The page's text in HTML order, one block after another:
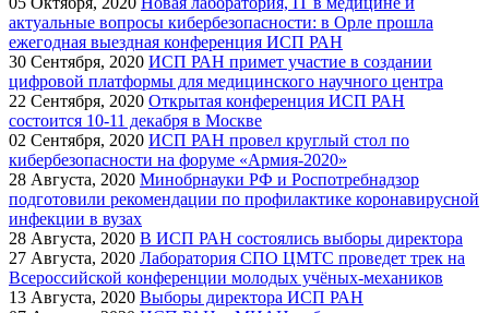
актуальные вопросы кибербезопасности: в Орле прошла
ежегодная выездная конференция ИСП РАН
30 Сентября, 2020 ИСП РАН примет участие в создании
цифровой платформы для медицинского научного центра
22 Сентября, 2020 Открытая конференция ИСП РАН
состоится 10-11 декабря в Москве
02 Сентября, 2020 ИСП РАН провел круглый стол по
кибербезопасности на форуме «Армия-2020»
28 Августа, 2020 Минобрнауки РФ и Роспотребнадзор
подготовили рекомендации по профилактике коронавирусной
инфекции в вузах
28 Августа, 2020 В ИСП РАН состоялись выборы директора
27 Августа, 2020 Лаборатория СПО ЦМТС проведет трек на
Всероссийской конференции молодых учёных-механиков
13 Августа, 2020 Выборы директора ИСП РАН